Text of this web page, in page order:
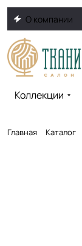
О компании
Коллекции
Главная Каталог